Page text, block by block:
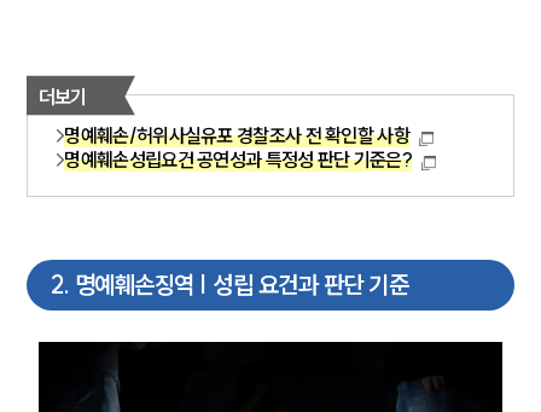
더보기
명예훼손/허위사실유포 경찰조사 전 확인할 사항
명예훼손성립요건 공연성과 특정성 판단 기준은?
2. 명예훼손징역 | 성립 요건과 판단 기준